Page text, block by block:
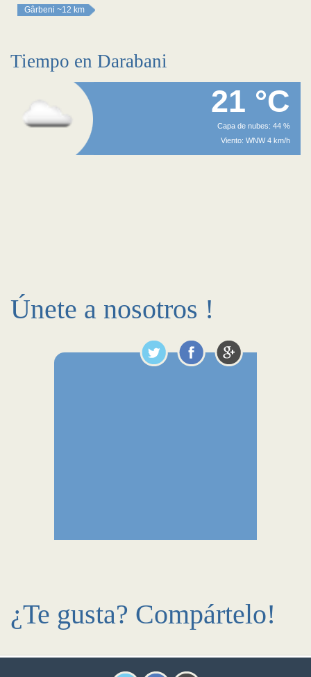
Gârbeni ~12 km
Tiempo en Darabani
21 °C
Capa de nubes: 44 %
Viento: WNW 4 km/h
Únete a nosotros !
¿Te gusta? Compártelo!